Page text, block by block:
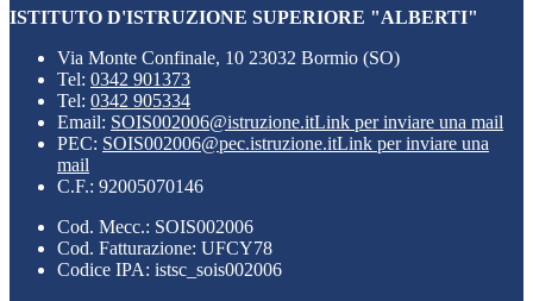
ISTITUTO D'ISTRUZIONE SUPERIORE "ALBERTI"
Via Monte Confinale, 10 23032 Bormio (SO)
Tel: 0342 901373
Tel: 0342 905334
Email: SOIS002006@istruzione.itLink per inviare una mail
PEC: SOIS002006@pec.istruzione.itLink per inviare una
mail
C.F.: 92005070146
Cod. Mecc.: SOIS002006
Cod. Fatturazione: UFCY78
Codice IPA: istsc_sois002006